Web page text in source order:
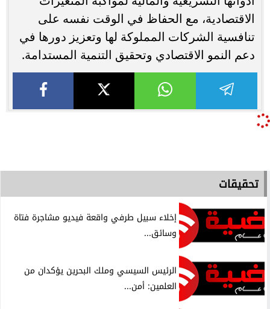
الاقتصادية، مع الحفاظ في الوقت نفسه على
تنافسية الشركات المملوكة لها وتعزيز دورها في
دعم النمو الاقتصادي وتحقيق التنمية المستدامة.
تحقيقات
إخلاء سبيل طرفي واقعة فيديو مشاجرة فتاة
وسائق...
الرئيس السيسي وملك البحرين يؤكدان من
العلمين: أمن...